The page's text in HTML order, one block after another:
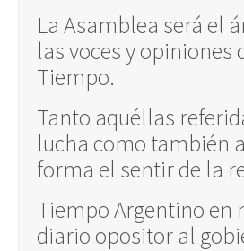
La Asamblea será el
las voces y opiniones
Tiempo.
Tanto aquéllas
lucha como también
forma el sentir de la
Tiempo Argentino en
diario opositor al